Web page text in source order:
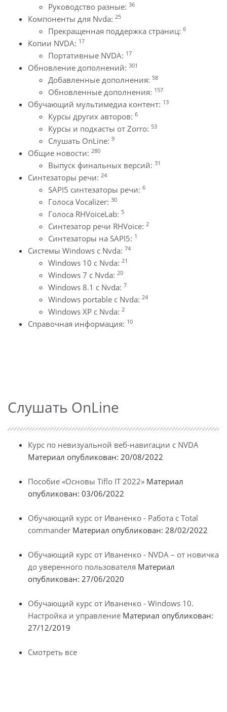
Руководство разные: 36
Компоненты для Nvda: 25
Прекращенная поддержка страниц: 6
Копии NVDA: 17
Портативные NVDA: 17
Обновление дополнений: 301
Добавленные дополнения: 58
Обновленные дополнения: 157
Обучающий мультимедиа контент: 13
Курсы других авторов: 6
Курсы и подкасты от Zorro: 53
Слушать OnLine: 9
Общие новости: 280
Выпуск финальных версий: 31
Синтезаторы речи: 24
SAPI5 синтезаторы речи: 6
Голоса Vocalizer: 30
Голоса RHVoiceLab: 5
Синтезатор речи RHVoice: 2
Синтезаторы на SAPI5: 1
Системы Windows с Nvda: 74
Windows 10 с Nvda: 21
Windows 7 с Nvda: 20
Windows 8.1 с Nvda: 7
Windows portable с Nvda: 24
Windows XP с Nvda: 2
Справочная информация: 10
Слушать OnLine
Курс по невизуальной веб-навигации с NVDA
Материал опубликован: 20/08/2022
Пособие «Основы Tiflo IT 2022» Материал
опубликован: 03/06/2022
Обучающий курс от Иваненко - Работа с Total
commander Материал опубликован: 28/02/2022
Обучающий курс от Иваненко - NVDA – от новичка
до уверенного пользователя Материал
опубликован: 27/06/2020
Обучающий курс от Иваненко - Windows 10.
Настройка и управление Материал опубликован:
27/12/2019
Смотреть все